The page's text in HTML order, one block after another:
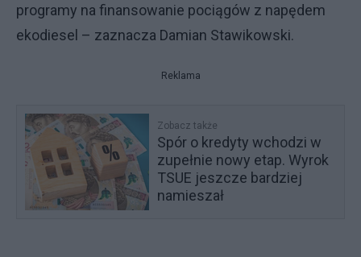
programy na finansowanie pociągów z napędem
ekodiesel – zaznacza Damian Stawikowski.
Reklama
Zobacz także
Spór o kredyty wchodzi w
zupełnie nowy etap. Wyrok
TSUE jeszcze bardziej
namieszał